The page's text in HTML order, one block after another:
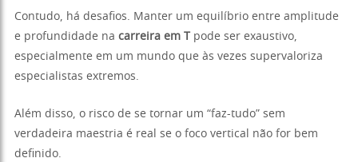
Contudo, há desafios. Manter um equilíbrio entre amplitude
e profundidade na carreira em T
pode ser exaustivo,
especialmente em um mundo que às vezes supervaloriza
especialistas extremos.
Além disso, o risco de se tornar um “faz-tudo” sem
verdadeira maestria é real se o foco vertical não for bem
definido.